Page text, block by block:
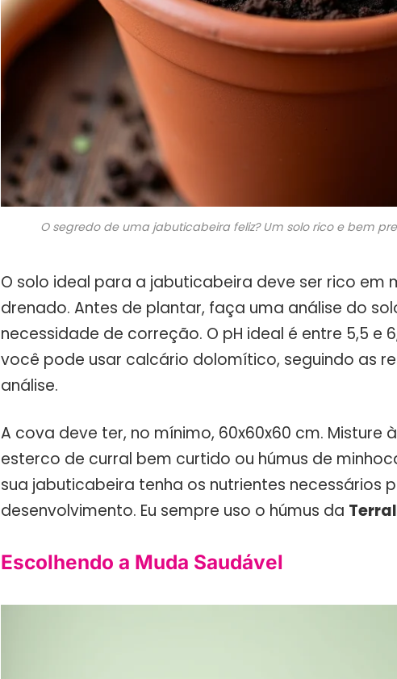
O segredo de uma jabuticabeira feliz? Um solo rico e bem
O solo ideal para a jabuticabeira deve ser rico em
drenado. Antes de plantar, faça uma análise do
necessidade de correção. O pH ideal é entre 5,5 e
você pode usar calcário dolomítico, seguindo as
análise.
A cova deve ter, no mínimo, 60x60x60 cm.
esterco de curral bem curtido ou húmus de
sua jabuticabeira tenha os nutrientes necessários
desenvolvimento. Eu sempre uso o húmus da Terral
Escolhendo a Muda Saudável